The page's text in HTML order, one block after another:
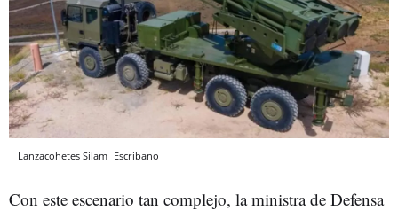
Lanzacohetes Silam Escribano
Con este escenario tan complejo, la ministra de Defensa